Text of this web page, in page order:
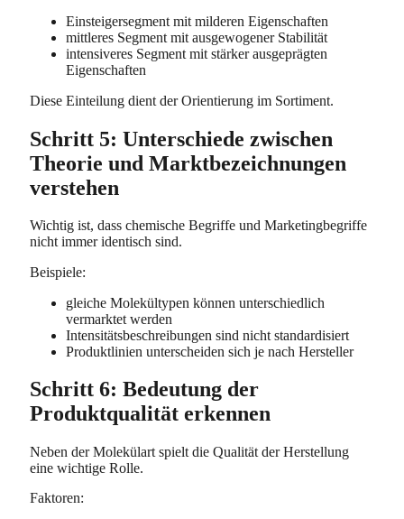
Einsteigersegment mit milderen Eigenschaften
mittleres Segment mit ausgewogener Stabilität
intensiveres Segment mit stärker ausgeprägten
Eigenschaften
Diese Einteilung dient der Orientierung im Sortiment.
Schritt 5: Unterschiede zwischen
Theorie und Marktbezeichnungen
verstehen
Wichtig ist, dass chemische Begriffe und Marketingbegriffe
nicht immer identisch sind.
Beispiele:
gleiche Molekültypen können unterschiedlich
vermarktet werden
Intensitätsbeschreibungen sind nicht standardisiert
Produktlinien unterscheiden sich je nach Hersteller
Schritt 6: Bedeutung der
Produktqualität erkennen
Neben der Molekülart spielt die Qualität der Herstellung
eine wichtige Rolle.
Faktoren: